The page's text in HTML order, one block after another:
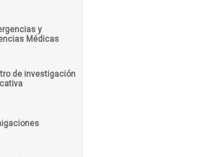
y
Médicas
de investigación